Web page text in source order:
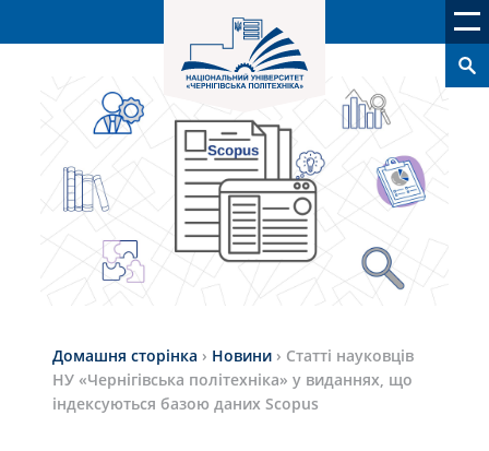
Домашня сторінка › Новини › Статті науковців
НУ «Чернігівська політехніка» у виданнях, що
індексуються базою даних Scopus